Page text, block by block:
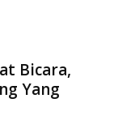
Bicara,
Yang